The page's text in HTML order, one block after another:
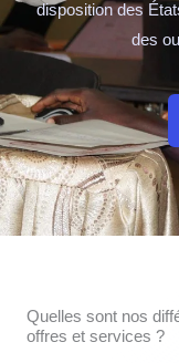
disposition des
des
Quelles sont nos
offres et services ?